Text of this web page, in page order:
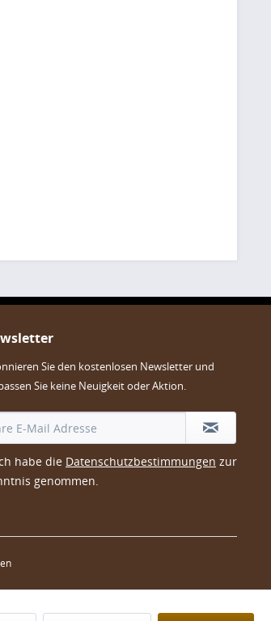
Sie den kostenlosen Newsletter und
Sie keine Neuigkeit oder Aktion.
habe die Datenschutzbestimmungen zur
genommen.